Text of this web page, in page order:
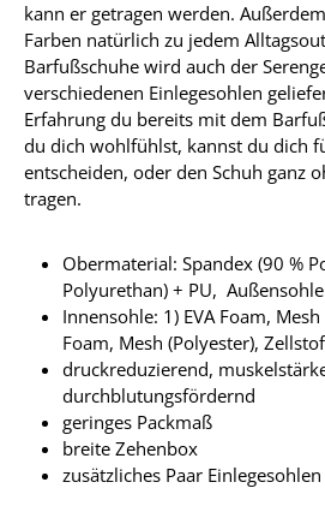
kann er getragen werden.
Farben natürlich zu jedem
Barfußschuhe wird auch der
verschiedenen Einlegesohlen
Erfahrung du bereits mit dem
du dich wohlfühlst, kannst du dich
entscheiden, oder den Schuh ganz
tragen.
Obermaterial: Spandex (90 %
Polyurethan) + PU,
Innensohle: 1) EVA Foam, Mesh
Foam, Mesh (Polyester),
druckreduzierend,
durchblutungsfördernd
geringes Packmaß
breite Zehenbox
zusätzliches Paar